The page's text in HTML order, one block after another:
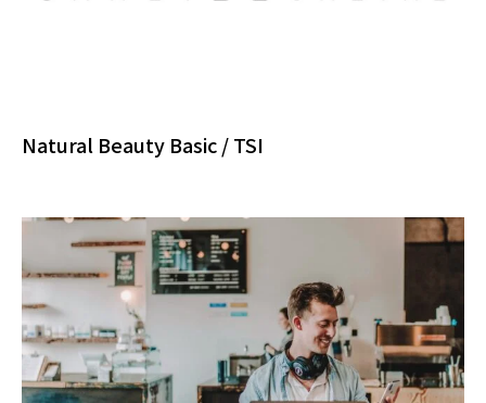
Natural Beauty Basic / TSI